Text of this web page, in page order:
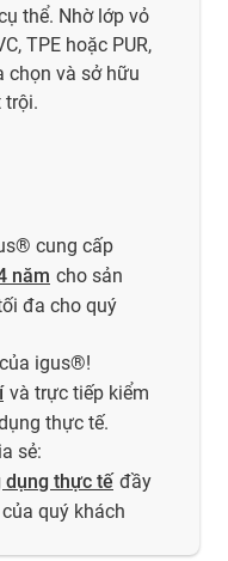
thể. Nhờ lớp vỏ
TPE hoặc PUR,
chọn và sở hữu
trội.
cung cấp
năm cho sản
đa cho quý
igus®!
và trực tiếp kiểm
thực tế.
sẻ:
dụng thực tế đầy
quý khách